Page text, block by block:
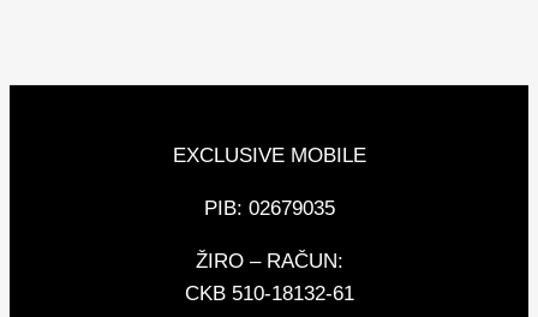
EXCLUSIVE MOBILE
PIB: 02679035
ŽIRO – RAČUN:
CKB 510-18132-61